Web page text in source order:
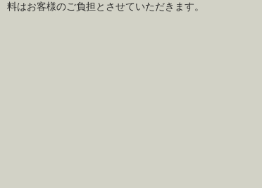
料はお客様のご負担とさせていただきます。